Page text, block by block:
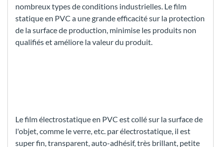
nombreux types de conditions industrielles. Le film
statique en PVC a une grande efficacité sur la protection
de la surface de production, minimise les produits non
qualifiés et améliore la valeur du produit.
Le film électrostatique en PVC est collé sur la surface de
l'objet, comme le verre, etc. par électrostatique, il est
super fin, transparent, auto-adhésif, très brillant, petite